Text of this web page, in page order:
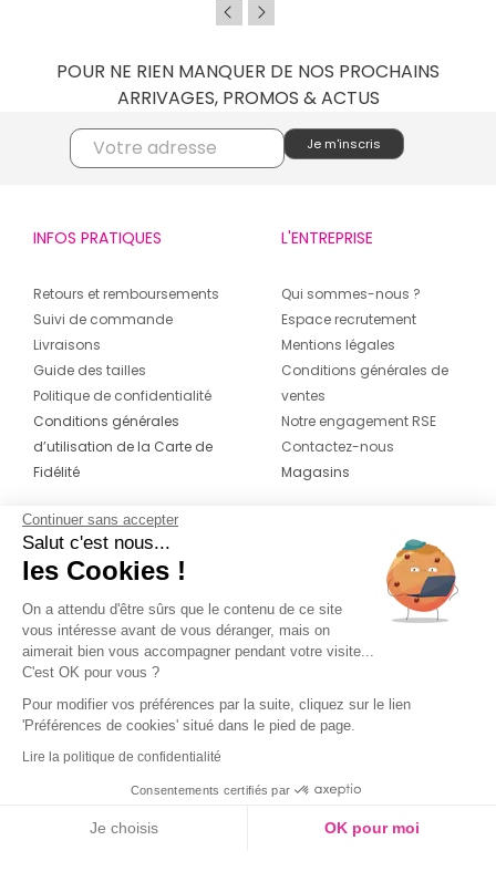
POUR NE RIEN MANQUER DE NOS PROCHAINS
ARRIVAGES, PROMOS & ACTUS
INFOS PRATIQUES
Retours et remboursements
Suivi de commande
Livraisons
Guide des tailles
Politique de confidentialité
Conditions générales
d’utilisation de la Carte de
Fidélité
L'ENTREPRISE
Qui sommes-nous ?
Espace recrutement
Mentions légales
Conditions générales de
ventes
Notre engagement RSE
Contactez-nous
Magasins
CONTACT
04 42 20 78 42
Du lundi au jeudi de 8h30 à 16h30 & le
vendredi de 8h30 à 15h30
Continuer sans accepter
Salut c'est nous...
les Cookies !
On a attendu d'être sûrs que le contenu de ce site
vous intéresse avant de vous déranger, mais on
aimerait bien vous accompagner pendant votre visite...
C'est OK pour vous ?
Pour modifier vos préférences par la suite, cliquez sur le lien
'Préférences de cookies' situé dans le pied de page.
Lire la politique de confidentialité
Consentements certifiés par
Je choisis OK pour moi